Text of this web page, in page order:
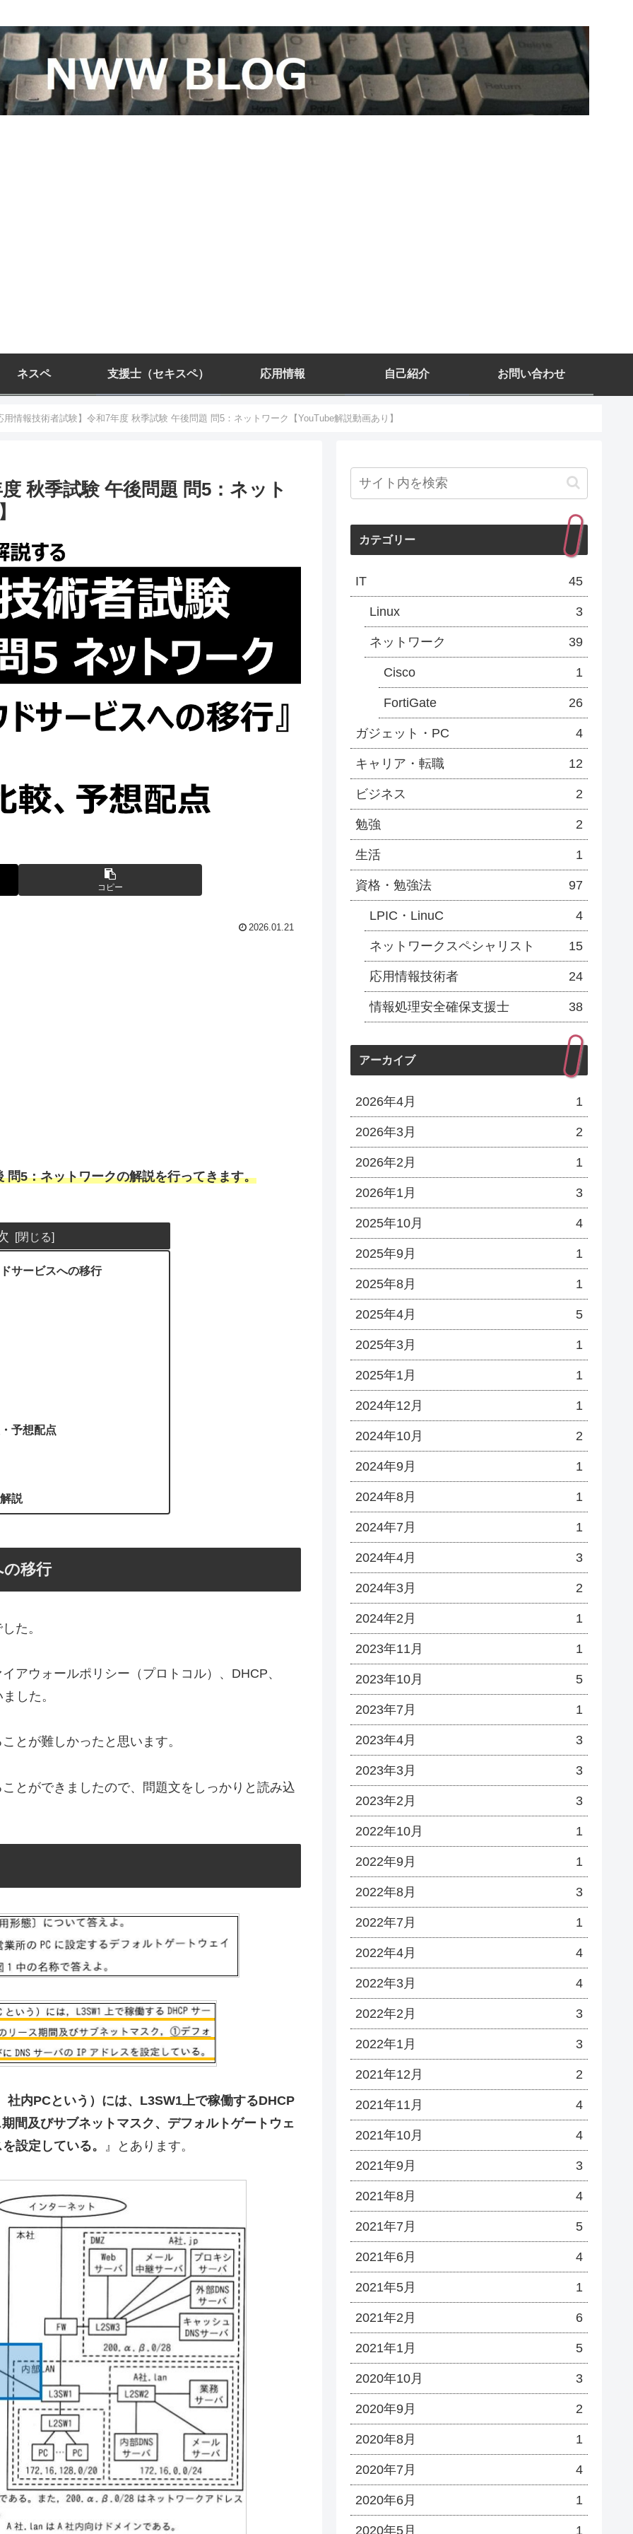
ネスペ 支援士（セキスペ） 応用情報 自己紹介 お問い合わせ
用情報技術者試験】令和7年度 秋季試験 午後問題 問5：ネットワーク【YouTube解説動画あり】
秋季試験 午後問題 問5：ネット
コピー
2026.01.21
5：ネットワークの解説を行ってきます。
サービスへの移行
予想配点
説
移行
た。
アウォールポリシー（プロトコル）、DHCP、
した。
とが難しかったと思います。
とができましたので、問題文をしっかりと読み込
社内PCという）には、L3SW1上で稼働するDHCP
間及びサブネットマスク、デフォルトゲートウェ
設定している。
』とあります。
カテゴリー
IT 45
Linux 3
ネットワーク 39
Cisco 1
FortiGate 26
ガジェット・PC 4
キャリア・転職 12
ビジネス 2
勉強 2
生活 1
資格・勉強法 97
LPIC・LinuC 4
ネットワークスペシャリスト 15
応用情報技術者 24
情報処理安全確保支援士 38
アーカイブ
2026年4月 1
2026年3月 2
2026年2月 1
2026年1月 3
2025年10月 4
2025年9月 1
2025年8月 1
2025年4月 5
2025年3月 1
2025年1月 1
2024年12月 1
2024年10月 2
2024年9月 1
2024年8月 1
2024年7月 1
2024年4月 3
2024年3月 2
2024年2月 1
2023年11月 1
2023年10月 5
2023年7月 1
2023年4月 3
2023年3月 3
2023年2月 3
2022年10月 1
2022年9月 1
2022年8月 3
2022年7月 1
2022年4月 4
2022年3月 4
2022年2月 3
2022年1月 3
2021年12月 2
2021年11月 4
2021年10月 4
2021年9月 3
2021年8月 4
2021年7月 5
2021年6月 4
2021年5月 1
2021年2月 6
2021年1月 5
2020年10月 3
2020年9月 2
2020年8月 1
2020年7月 4
2020年6月 1
2020年5月 1